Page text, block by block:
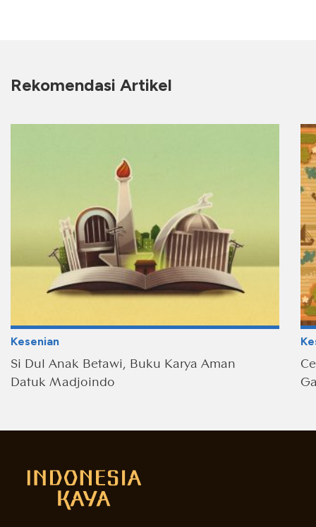
Rekomendasi Artikel
Kesenian
Si Dul Anak Betawi, Buku Karya Aman
Datuk Madjoindo